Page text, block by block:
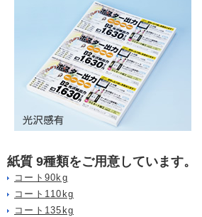
紙質 9種類をご用意しています。
コート90kg
コート110kg
コート135kg